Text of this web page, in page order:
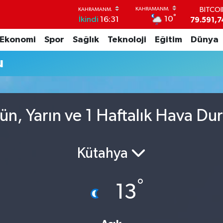
İkindi 16:31 10°
45,43620
Ekonomi Spor Sağlık Teknoloji Eğitim Dünya
Yarın ve 1 Haftalık Hava
Kütahya
13°